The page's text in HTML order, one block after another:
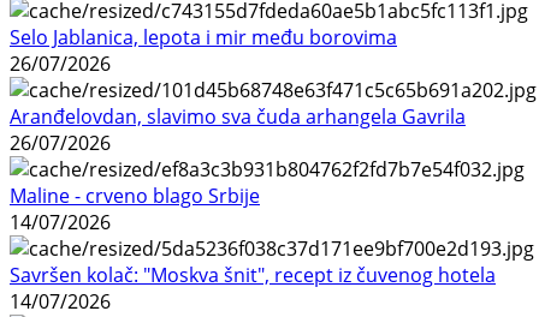
Selo Jablanica, lepota i mir među borovima
26/07/2026
Aranđelovdan, slavimo sva čuda arhangela Gavrila
26/07/2026
Maline - crveno blago Srbije
14/07/2026
Savršen kolač: "Moskva šnit", recept iz čuvenog hotela
14/07/2026